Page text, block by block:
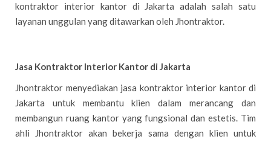
kontraktor interior kantor di Jakarta adalah salah satu
layanan unggulan yang ditawarkan oleh Jhontraktor.
Jasa Kontraktor Interior Kantor di Jakarta
Jhontraktor menyediakan jasa kontraktor interior kantor di
Jakarta untuk membantu klien dalam merancang dan
membangun ruang kantor yang fungsional dan estetis. Tim
ahli Jhontraktor akan bekerja sama dengan klien untuk